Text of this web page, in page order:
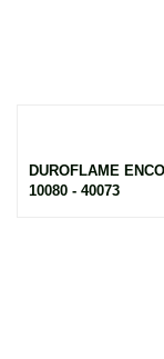
DUROFLAME
10080 - 40073